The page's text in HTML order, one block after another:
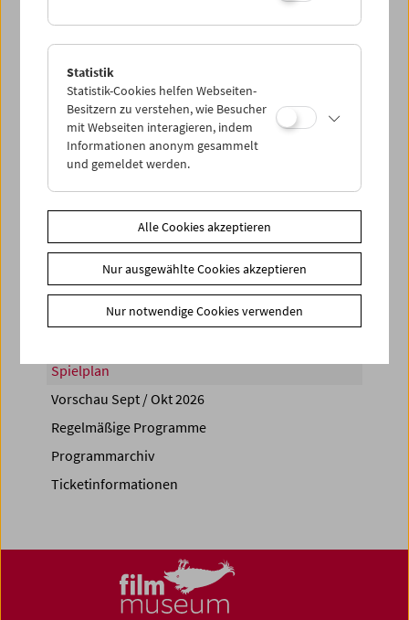
PROGRAMM ÜBERBLICK
Share on
Spielplan
Vorschau Sept / Okt 2026
Regelmäßige Programme
Programmarchiv
Ticketinformationen
Statistik
Statistik-Cookies helfen Webseiten-
Besitzern zu verstehen, wie Besucher
mit Webseiten interagieren, indem
Informationen anonym gesammelt
und gemeldet werden.
Alle Cookies akzeptieren
Nur ausgewählte Cookies akzeptieren
Nur notwendige Cookies verwenden